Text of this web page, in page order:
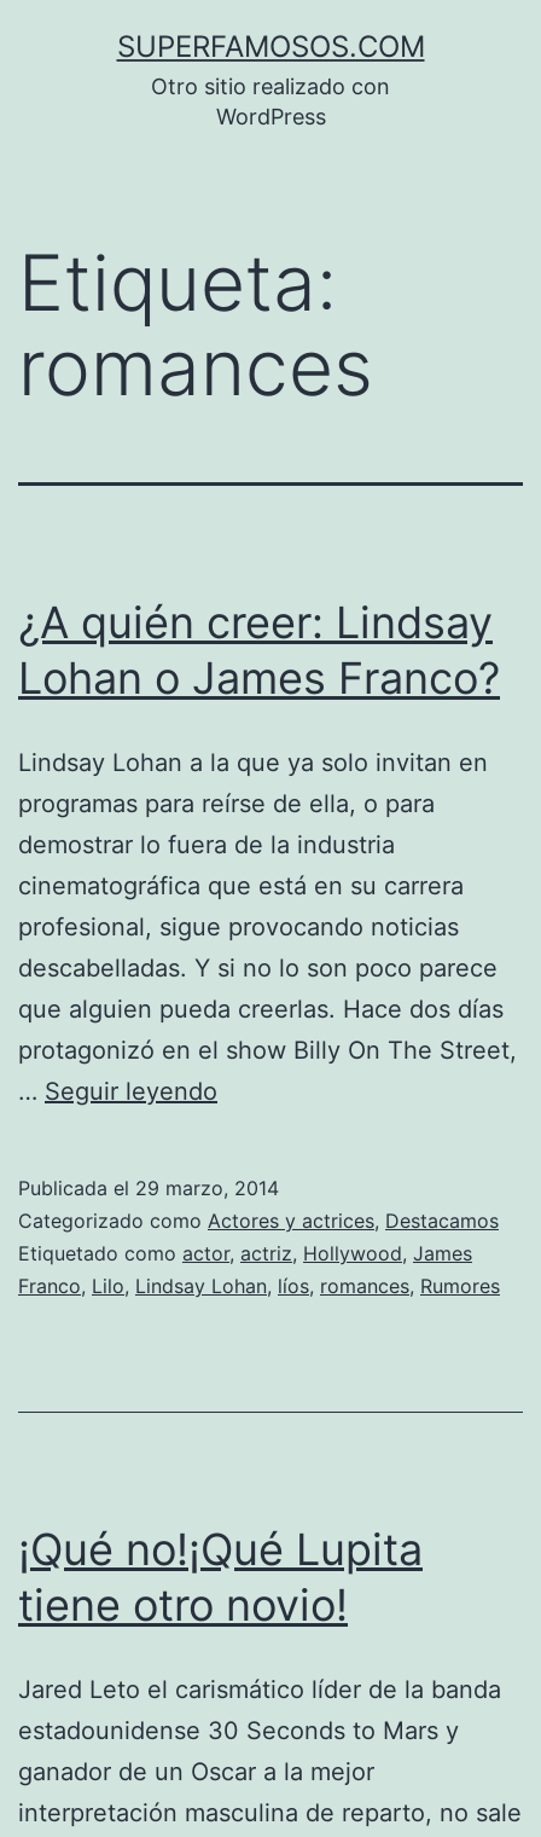
SUPERFAMOSOS.COM
Otro sitio realizado con
WordPress
Etiqueta:
romances
¿A quién creer: Lindsay
Lohan o James Franco?
Lindsay Lohan a la que ya solo invitan en
programas para reírse de ella, o para
demostrar lo fuera de la industria
cinematográfica que está en su carrera
profesional, sigue provocando noticias
descabelladas. Y si no lo son poco parece
que alguien pueda creerlas. Hace dos días
protagonizó en el show Billy On The Street,
… Seguir leyendo
Lindsay
Lohan
o
Publicada el 29 marzo, 2014
Categorizado como Actores y actrices, Destacamos
Etiquetado como actor, actriz, Hollywood, James
Franco, Lilo, Lindsay Lohan, líos, romances, Rumores
¡Qué no!¡Qué Lupita
tiene otro novio!
Jared Leto el carismático líder de la banda
estadounidense 30 Seconds to Mars y
ganador de un Oscar a la mejor
interpretación masculina de reparto, no sale